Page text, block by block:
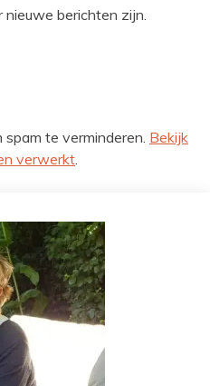
nieuwe berichten zijn.
te verminderen. Bekijk
verwerkt.